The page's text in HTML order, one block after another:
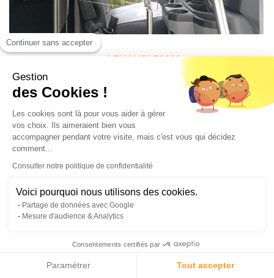
LEXAN™ F2000
Continuer sans accepter
Gestion
des Cookies !
Les cookies sont là pour vous aider à gérer
vos choix. Ils aimeraient bien vous
accompagner pendant votre visite, mais c'est vous qui décidez
comment...
Consulter notre politique de confidentialité
Voici pourquoi nous utilisons des cookies.
Partage de données avec Google
Mesure d'audience & Analytics
Consentements certifiés par
Paramétrer Tout accepter